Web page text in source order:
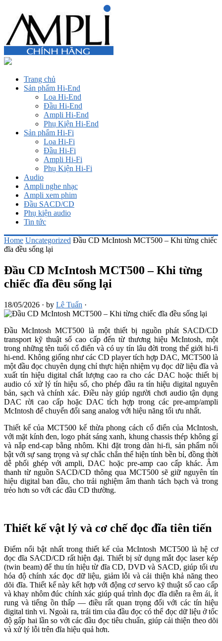
Trang chủ
Sản phẩm Hi-End
Loa Hi-End
Đầu Hi-End
Ampli Hi-End
Phụ Kiện Hi-End
Sản phẩm Hi-Fi
Loa Hi-Fi
Đầu Hi-Fi
Ampli Hi-Fi
Phụ Kiện Hi-Fi
Audio
Ampli nghe nhạc
Ampli xem phim
Đầu SACD/CD
Phụ kiện audio
Tin tức
Home Uncategorized Đầu CD McIntosh MCT500 – Khi từng chiếc
đĩa đều sống lại
Đầu CD McIntosh MCT500 – Khi từng
chiếc đĩa đều sống lại
18/05/2026 · by Lê Tuấn ·
Đầu McIntosh MCT500 là một thiết bị nguồn phát SACD/CD
transport kỹ thuật số cao cấp đến từ thương hiệu McIntosh, một
trong những tên tuổi cổ điển và có uy tín lâu đời trong thế giới hi-fi
hi-end. Không giống như các CD player tích hợp DAC, MCT500 là
một đầu đọc chuyên dụng chỉ thực hiện nhiệm vụ đọc dữ liệu đĩa và
xuất tín hiệu digital chất lượng cao ra cho các DAC hoặc thiết bị
audio có xử lý tín hiệu số, cho phép đầu ra tín hiệu digital nguyên
bản, sạch và chính xác. Điều này giúp người chơi audio tận dụng
DAC rời cao cấp hoặc DAC tích hợp trong các pre-amp/ampli
McIntosh để chuyển đổi sang analog với hiệu năng tối ưu nhất.
Thiết kế của MCT500 kế thừa phong cách cổ điển của McIntosh,
với mặt kính đen, logo phát sáng xanh, khung chassis thép không gỉ
và nắp end-cap bằng nhôm. Khi đặt trong dàn hi-fi, sản phẩm nổi
bật với sự sang trọng và sự chắc chắn thể hiện tính bền bỉ, đồng thời
dễ phối ghép với ampli, DAC hoặc pre-amp cao cấp khác. Âm
thanh từ nguồn SACD/CD thông qua MCT500 sẽ giữ nguyên tín
hiệu digital ban đầu, cho trải nghiệm âm thanh tách bạch và trong
trẻo hơn so với các đầu CD thường.
Thiết kế vật lý và cơ chế đọc đĩa tiên tiến
Điểm nổi bật nhất trong thiết kế của McIntosh MCT500 là hệ cơ
đọc đĩa SACD/CD rất hiện đại. Thiết bị sử dụng mắt đọc laser kép
(twin beam) để thu tín hiệu từ đĩa CD, DVD và SACD, giúp tối ưu
hóa độ chính xác đọc dữ liệu, giảm lỗi và cải thiện khả năng theo
dõi đĩa. Thiết kế này kết hợp với động cơ servo kỹ thuật số cao cấp
và khay nhôm đúc chính xác giúp quá trình đọc đĩa diễn ra êm ái, ít
rung và tiếng ồn thấp — điều rất quan trọng đối với các tín hiệu
digital tinh vi. Ngoài ra, trái tim của đầu đọc có thể đọc dữ liệu ở tốc
độ gấp hai lần so với các đầu đọc tiêu chuẩn, giúp cải thiện theo dõi
và xử lý lỗi trên đĩa hiệu quả hơn.